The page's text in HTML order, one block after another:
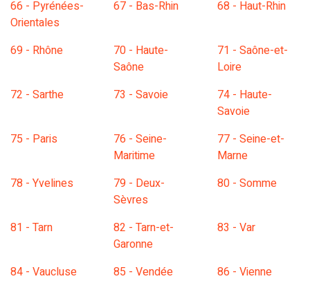
66 - Pyrénées-
Orientales
67 - Bas-Rhin 68 - Haut-Rhin
69 - Rhône
70 - Haute-
Saône
71 - Saône-et-
Loire
72 - Sarthe
73 - Savoie
74 - Haute-
Savoie
75 - Paris
76 - Seine-
Maritime
77 - Seine-et-
Marne
78 - Yvelines
79 - Deux-
Sèvres
80 - Somme
81 - Tarn
82 - Tarn-et-
Garonne
83 - Var
84 - Vaucluse 85 - Vendée
86 - Vienne